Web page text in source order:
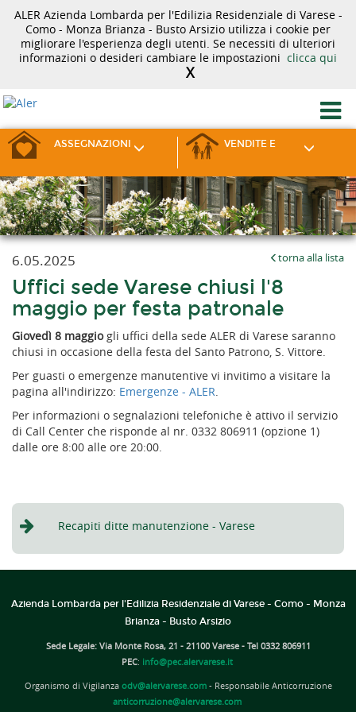
ALER Azienda Lombarda per l'Edilizia Residenziale di Varese -
Como - Monza Brianza - Busto Arsizio utilizza i cookie per
migliorare l'esperienza degli utenti. Se necessiti di ulteriori
informazioni o desideri cambiare le impostazioni clicca qui
X
ASSEGNAZIONI VENDITE E
6.05.2025 torna alla lista
Uffici sede Varese chiusi l'8
maggio per festa patronale
Giovedì 8 maggiogli uffici della sede ALER di Varese saranno
chiusi in occasione della festa del Santo Patrono, S. Vittore.
Per guasti o emergenze manutentive vi invitimo a visitare la
pagina all'indirizzo: Emergenze - ALER.
Per informazioni o segnalazioni telefoniche è attivo il servizio
di Call Center che risponde al nr. 0332 806911 (opzione 1)
dalle ore 8:00 alle ore 20:00.
Recapiti ditte manutenzione - Varese
Azienda Lombarda per l'Edilizia Residenziale di Varese - Como - Monza
Brianza - Busto Arsizio
Sede Legale: Via Monte Rosa, 21 - 21100 Varese - Tel 0332 806911
PEC: info@pec.alervarese.it
Organismo di Vigilanza odv@alervarese.com- Responsabile Anticorruzione
anticorruzione@alervarese.com